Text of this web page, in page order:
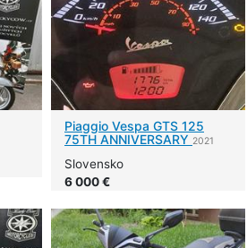
Piaggio Vespa GTS 125
75TH ANNIVERSARY 2021
Slovensko
6 000 €